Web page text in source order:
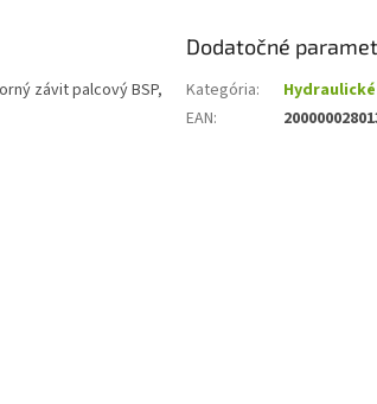
závit palcový BSP,
Dodatočné
Kategória:
EAN: